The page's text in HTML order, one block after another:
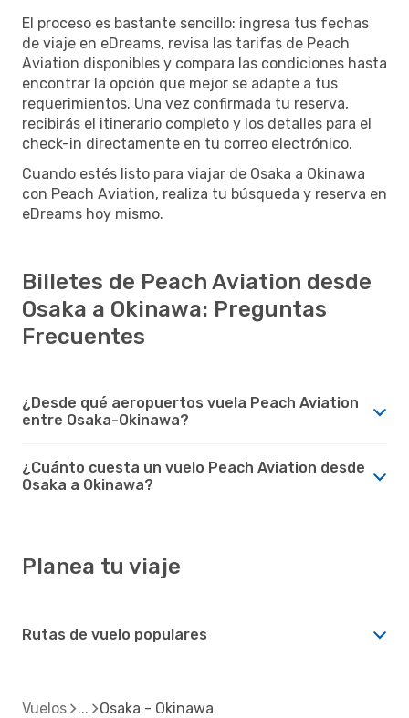
El proceso es bastante sencillo: ingresa tus fechas
de viaje en eDreams, revisa las tarifas de Peach
Aviation disponibles y compara las condiciones hasta
encontrar la opción que mejor se adapte a tus
requerimientos. Una vez confirmada tu reserva,
recibirás el itinerario completo y los detalles para el
check-in directamente en tu correo electrónico.
Cuando estés listo para viajar de Osaka a Okinawa
con Peach Aviation, realiza tu búsqueda y reserva en
eDreams hoy mismo.
Billetes de Peach Aviation desde
Osaka a Okinawa: Preguntas
Frecuentes
¿Desde qué aeropuertos vuela Peach Aviation
entre Osaka-Okinawa?
¿Cuánto cuesta un vuelo Peach Aviation desde
Osaka a Okinawa?
Planea tu viaje
Rutas de vuelo populares
Vuelos Osaka - Okinawa